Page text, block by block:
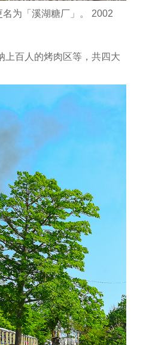
利
用，
转
型
休
为「溪湖糖厂」。 2002
上百人的烤肉区等，共四大